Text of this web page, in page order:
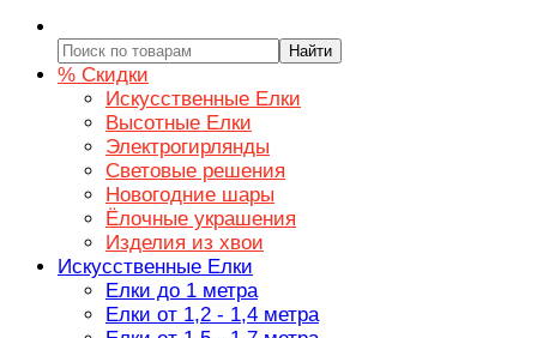
Найти
% Скидки
Искусственные Елки
Высотные Елки
Электрогирлянды
Световые решения
Новогодние шары
Ёлочные украшения
Изделия из хвои
Искусственные Елки
Елки до 1 метра
Елки от 1,2 - 1,4 метра